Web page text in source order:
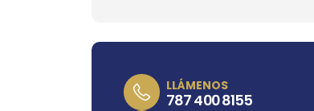
LLÁMENOS
787 400 8155